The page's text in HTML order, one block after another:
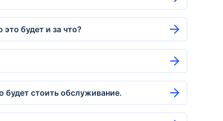
будет и за что?
будет стоить обслуживание.